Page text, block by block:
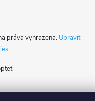
práva vyhrazena. Upravit